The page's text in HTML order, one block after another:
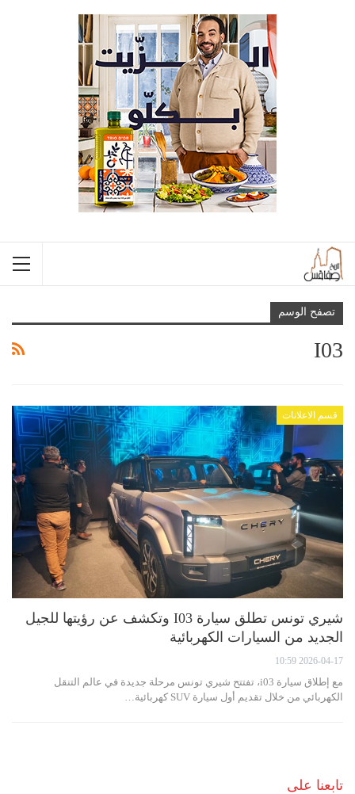
تصفح الوسم
I03
قسم الاعلانات
شيري تونس تطلق سيارة I03 وتكشف عن رؤيتها للجيل
الجديد من السيارات الكهربائية
2026-04-17 10:59
مع إطلاق سيارة i03، تفتتح شيري تونس مرحلة جديدة في عالم التنقل
الكهربائي من خلال تقديم أول سيارة SUV كهربائية…
تابعنا على